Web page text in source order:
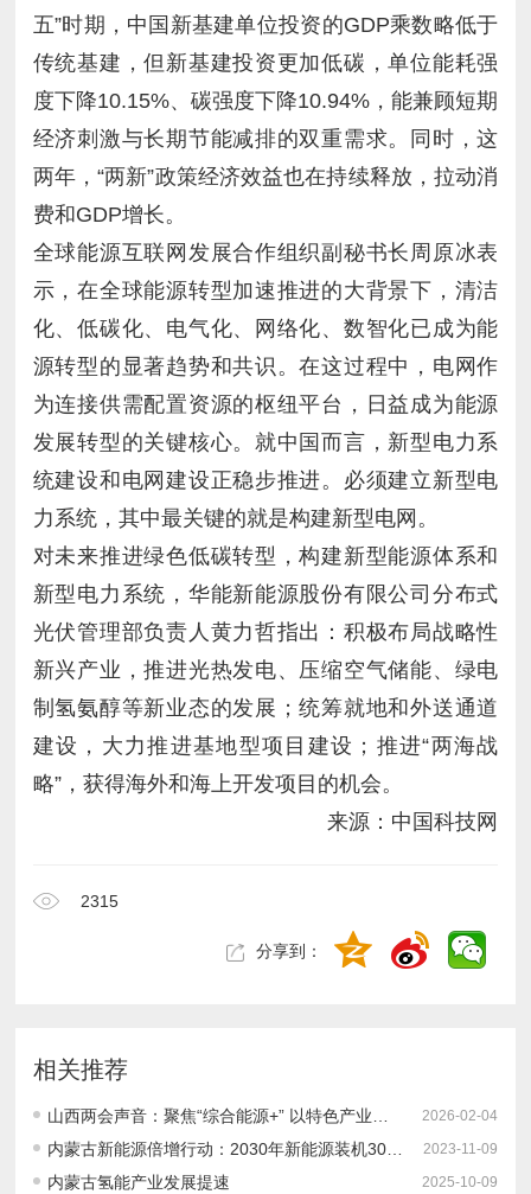
费和GDP增长。
力系统，其中最关键的就是构建新型电网。
略”，获得海外和海上开发项目的机会。
来源：中国科技网
2315
分享到：
相关推荐
山西两会声音：聚焦“综合能源+” 以特色产业突围促资源优势转化 2026-02-04
内蒙古新能源倍增行动：2030年新能源装机300GW！绿氢产能50万吨，制氢设备产能1000台套！ 2023-11-09
内蒙古氢能产业发展提速 2025-10-09